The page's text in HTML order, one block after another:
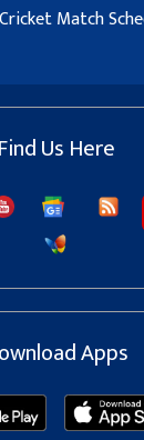
Cricket Match
Find Us Here
Apps